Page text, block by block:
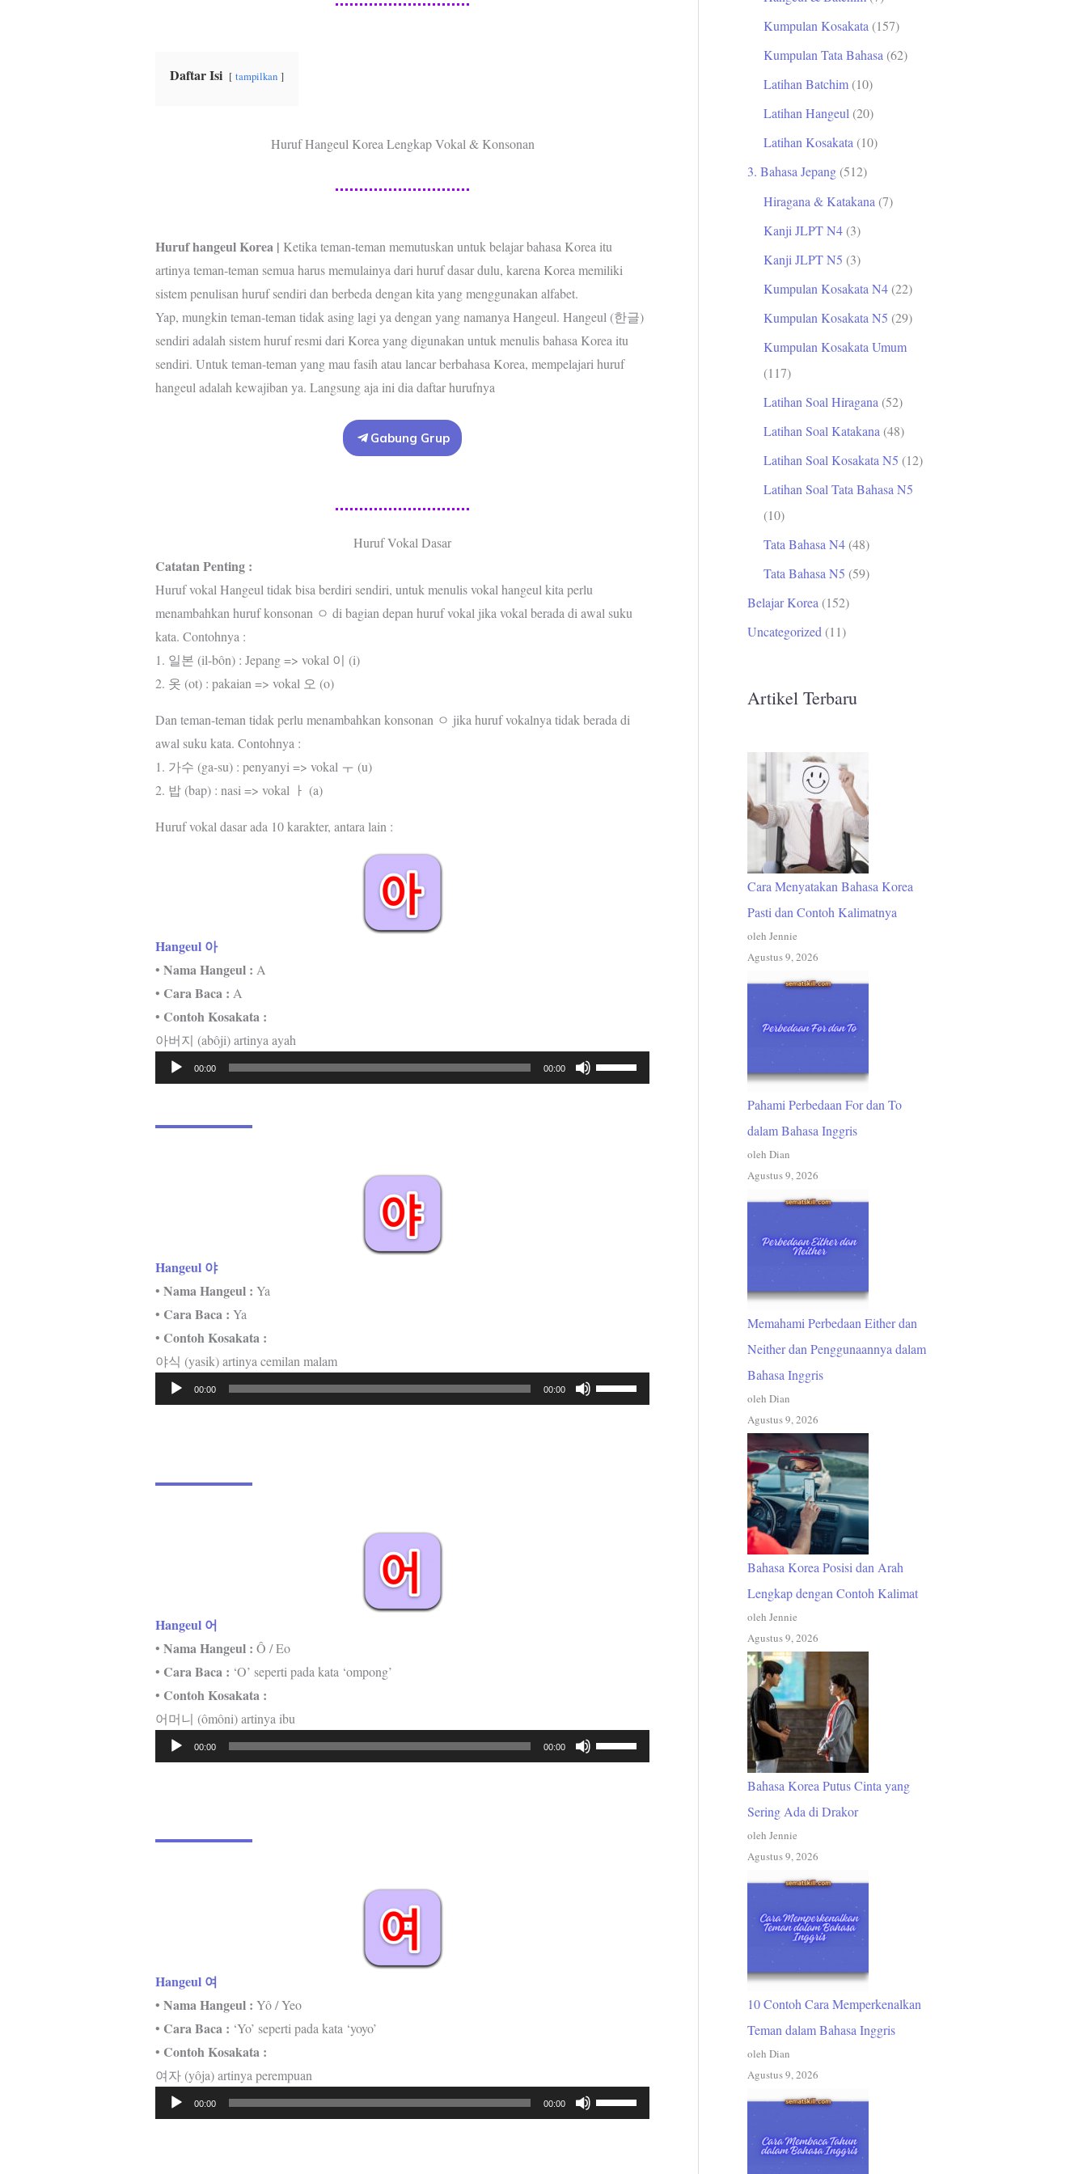
o
r
p
e
Daftar Isi tampilkan
Huruf Hangeul Korea Lengkap Vokal & Konsonan
Huruf hangeul Korea | Ketika teman-teman memutuskan untuk belajar bahasa Korea itu
artinya teman-teman semua harus memulainya dari huruf dasar dulu, karena Korea memiliki
sistem penulisan huruf sendiri dan berbeda dengan kita yang menggunakan alfabet.
Yap, mungkin teman-teman tidak asing lagi ya dengan yang namanya Hangeul. Hangeul (한글)
sendiri adalah sistem huruf resmi dari Korea yang digunakan untuk menulis bahasa Korea itu
sendiri. Untuk teman-teman yang mau fasih atau lancar berbahasa Korea, mempelajari huruf
hangeul adalah kewajiban ya. Langsung aja ini dia daftar hurufnya
Gabung Grup
Huruf Vokal Dasar
Catatan Penting :
Huruf vokal Hangeul tidak bisa berdiri sendiri, untuk menulis vokal hangeul kita perlu
menambahkan huruf konsonan ㅇ di bagian depan huruf vokal jika vokal berada di awal suku
kata. Contohnya :
1. 일본 (il-bôn) : Jepang => vokal 이 (i)
2. 옷 (ot) : pakaian => vokal 오 (o)
Dan teman-teman tidak perlu menambahkan konsonan ㅇ jika huruf vokalnya tidak berada di
awal suku kata. Contohnya :
1. 가수 (ga-su) : penyanyi => vokal ㅜ (u)
2. 밥 (bap) : nasi => vokal ㅏ (a)
Huruf vokal dasar ada 10 karakter, antara lain :
Hangeul 아
• Nama Hangeul : A
• Cara Baca : A
• Contoh Kosakata :
아버지 (abôji) artinya ayah
Pemutar
Audio
00:00 00:00
Gunakan
Anak
Hangeul 야
• Nama Hangeul : Ya
• Cara Baca : Ya
• Contoh Kosakata :
야식 (yasik) artinya cemilan malam
Pemutar
Audio
00:00 00:00
Gunakan
Anak
Hangeul 어
• Nama Hangeul : Ô / Eo
• Cara Baca : ‘O’ seperti pada kata ‘ompong’
• Contoh Kosakata :
어머니 (ômôni) artinya ibu
Pemutar
Audio
00:00 00:00
Gunakan
Anak
Hangeul 여
• Nama Hangeul : Yô / Yeo
• Cara Baca : ‘Yo’ seperti pada kata ‘yoyo’
• Contoh Kosakata :
여자 (yôja) artinya perempuan
Pemutar
Audio
00:00 00:00
Gunakan
Anak
Kumpulan Kosakata (157)
Kumpulan Tata Bahasa (62)
Latihan Batchim (10)
Latihan Hangeul (20)
Latihan Kosakata (10)
3. Bahasa Jepang (512)
Hiragana & Katakana (7)
Kanji JLPT N4 (3)
Kanji JLPT N5 (3)
Kumpulan Kosakata N4 (22)
Kumpulan Kosakata N5 (29)
Kumpulan Kosakata Umum
(117)
Latihan Soal Hiragana (52)
Latihan Soal Katakana (48)
Latihan Soal Kosakata N5 (12)
Latihan Soal Tata Bahasa N5
(10)
Tata Bahasa N4 (48)
Tata Bahasa N5 (59)
Belajar Korea (152)
Uncategorized (11)
Artikel Terbaru
Cara Menyatakan Bahasa Korea
Pasti dan Contoh Kalimatnya
oleh Jennie
Agustus 9, 2026
Pahami Perbedaan For dan To
dalam Bahasa Inggris
oleh Dian
Agustus 9, 2026
Memahami Perbedaan Either dan
Neither dan Penggunaannya dalam
Bahasa Inggris
oleh Dian
Agustus 9, 2026
Bahasa Korea Posisi dan Arah
Lengkap dengan Contoh Kalimat
oleh Jennie
Agustus 9, 2026
Bahasa Korea Putus Cinta yang
Sering Ada di Drakor
oleh Jennie
Agustus 9, 2026
10 Contoh Cara Memperkenalkan
Teman dalam Bahasa Inggris
oleh Dian
Agustus 9, 2026